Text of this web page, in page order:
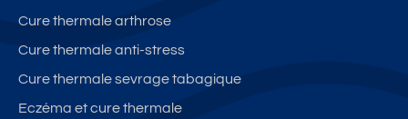
Cure thermale arthrose
Cure thermale anti-stress
Cure thermale sevrage tabagique
Eczéma et cure thermale